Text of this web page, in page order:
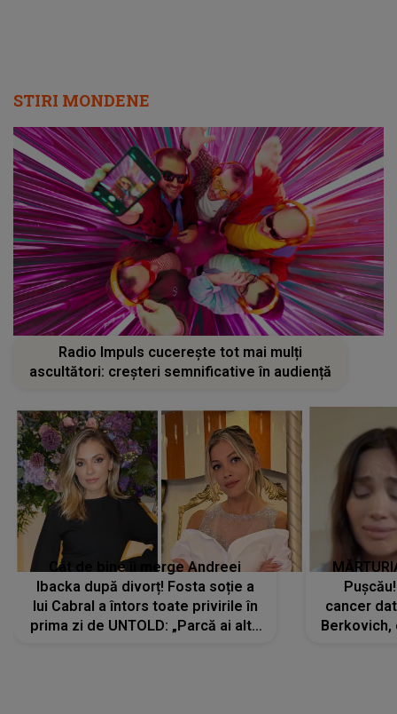
STIRI MONDENE
Radio Impuls cucerește tot mai mulți
ascultători: creșteri semnificative în audiență
Cât de bine îi merge Andreei
Ibacka după divorț! Fosta soție a
lui Cabral a întors toate privirile în
prima zi de UNTOLD: „Parcă ai altă
cancer
Berkovich,